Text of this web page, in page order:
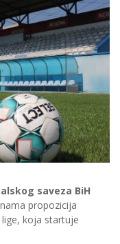
saveza BiH
propozicija
koja startuje